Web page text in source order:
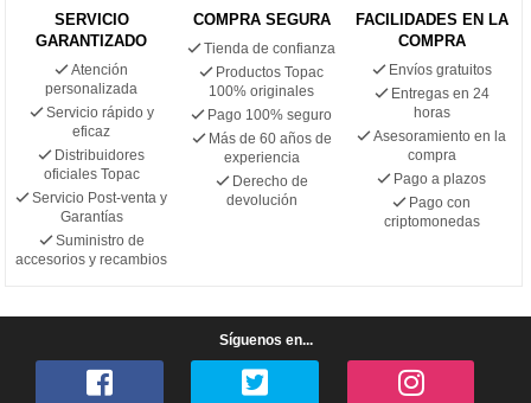
SERVICIO
GARANTIZADO
Atención
personalizada
Servicio rápido y
eficaz
Distribuidores
oficiales Topac
Servicio Post-venta y
Garantías
Suministro de
accesorios y recambios
COMPRA SEGURA
Tienda de confianza
Productos Topac
100% originales
Pago 100% seguro
Más de 60 años de
experiencia
Derecho de
devolución
FACILIDADES EN LA
COMPRA
Envíos gratuitos
Entregas en 24
horas
Asesoramiento en la
compra
Pago a plazos
Pago con
criptomonedas
Síguenos en...